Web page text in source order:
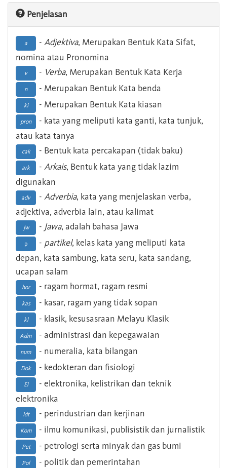
Penjelasan
a - Adjektiva, Merupakan Bentuk Kata Sifat,
nomina atau Pronomina
v - Verba, Merupakan Bentuk Kata Kerja
n - Merupakan Bentuk Kata benda
ki - Merupakan Bentuk Kata kiasan
pron
- kata yang meliputi kata ganti, kata tunjuk,
atau kata tanya
cak - Bentuk kata percakapan (tidak baku)
ark - Arkais, Bentuk kata yang tidak lazim
digunakan
adv - Adverbia, kata yang menjelaskan verba,
adjektiva, adverbia lain, atau kalimat
Jw - Jawa, adalah bahasa Jawa
p - partikel, kelas kata yang meliputi kata
depan, kata sambung, kata seru, kata sandang,
ucapan salam
hor - ragam hormat, ragam resmi
kas - kasar, ragam yang tidak sopan
kl - klasik, kesusasraan Melayu Klasik
Adm - administrasi dan kepegawaian
num - numeralia, kata bilangan
Dok - kedokteran dan fisiologi
El
- elektronika, kelistrikan dan teknik
elektronika
Idt - perindustrian dan kerjinan
Kom - ilmu komunikasi, publisistik dan jurnalistik
Pet - petrologi serta minyak dan gas bumi
Pol - politik dan pemerintahan